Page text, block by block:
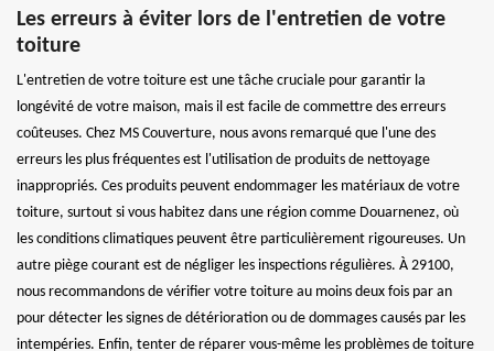
Les erreurs à éviter lors de l'entretien de votre
toiture
L'entretien de votre toiture est une tâche cruciale pour garantir la
longévité de votre maison, mais il est facile de commettre des erreurs
coûteuses. Chez MS Couverture, nous avons remarqué que l'une des
erreurs les plus fréquentes est l'utilisation de produits de nettoyage
inappropriés. Ces produits peuvent endommager les matériaux de votre
toiture, surtout si vous habitez dans une région comme Douarnenez, où
les conditions climatiques peuvent être particulièrement rigoureuses. Un
autre piège courant est de négliger les inspections régulières. À 29100,
nous recommandons de vérifier votre toiture au moins deux fois par an
pour détecter les signes de détérioration ou de dommages causés par les
intempéries. Enfin, tenter de réparer vous-même les problèmes de toiture